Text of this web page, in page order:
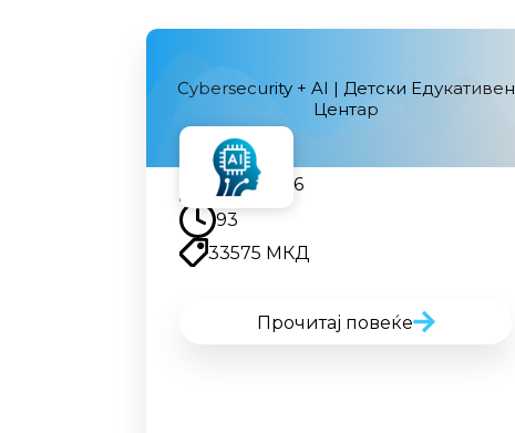
Cybersecurity + AI | Детски Едукативен
Центар
12.09.2026
93
33575 МКД
Прочитај повеќе